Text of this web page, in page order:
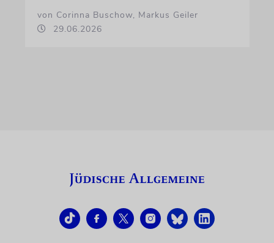
von Corinna Buschow, Markus Geiler
29.06.2026